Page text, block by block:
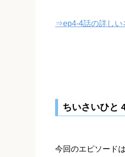
⇒ep4-4話の詳しい
ちいさいひと
今回のエピソードは